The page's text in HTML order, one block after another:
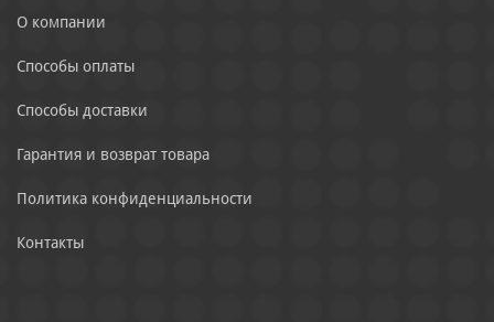
О компании
Способы оплаты
Способы доставки
Гарантия и возврат товара
Политика конфиденциальности
Контакты